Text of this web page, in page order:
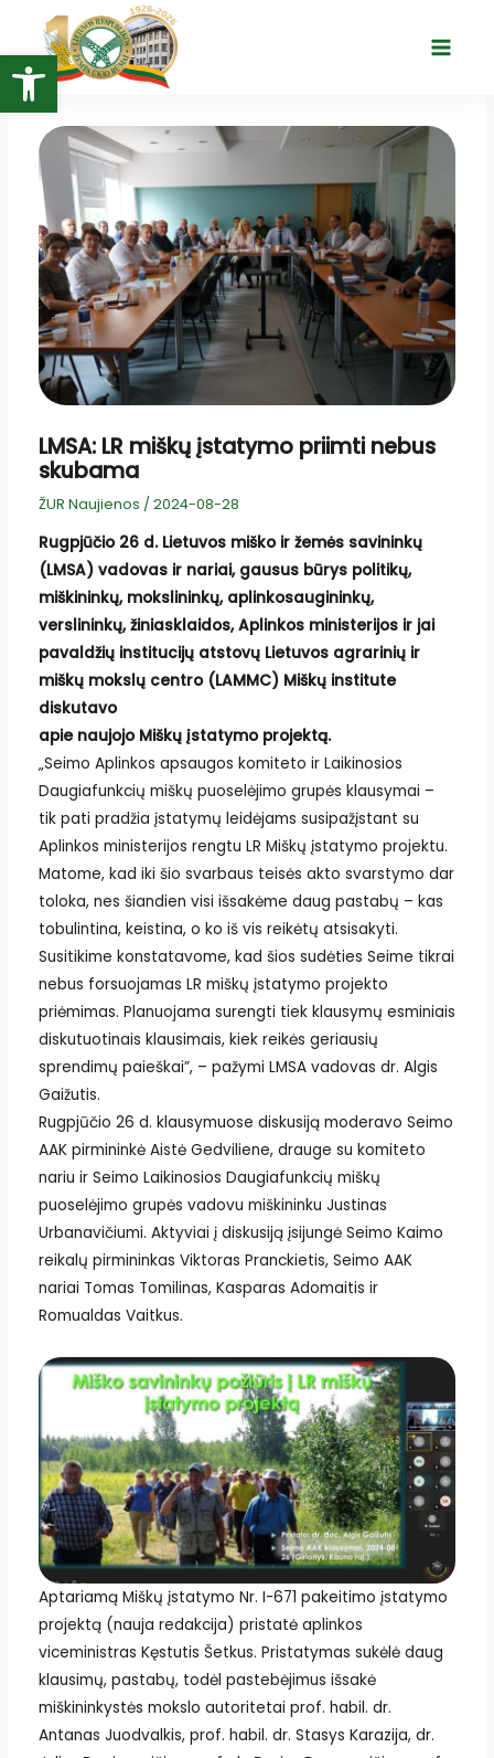
Open toolbar
turinio
Main
LMSA: LR miškų įstatymo priimti nebus
skubama
ŽUR Naujienos / 2024-08-28
Rugpjūčio 26 d. Lietuvos miško ir žemės savininkų
(LMSA) vadovas ir nariai, gausus būrys politikų,
miškininkų, mokslininkų, aplinkosaugininkų,
verslininkų, žiniasklaidos, Aplinkos ministerijos ir jai
pavaldžių institucijų atstovų Lietuvos agrarinių ir
miškų mokslų centro (LAMMC) Miškų institute
diskutavo
apie naujojo Miškų įstatymo projektą.
„Seimo Aplinkos apsaugos komiteto ir Laikinosios
Daugiafunkcių miškų puoselėjimo grupės klausymai –
tik pati pradžia įstatymų leidėjams susipažįstant su
Aplinkos ministerijos rengtu LR Miškų įstatymo projektu.
Matome, kad iki šio svarbaus teisės akto svarstymo dar
toloka, nes šiandien visi išsakėme daug pastabų – kas
tobulintina, keistina, o ko iš vis reikėtų atsisakyti.
Susitikime konstatavome, kad šios sudėties Seime tikrai
nebus forsuojamas LR miškų įstatymo projekto
priėmimas. Planuojama surengti tiek klausymų esminiais
diskutuotinais klausimais, kiek reikės geriausių
sprendimų paieškai”, – pažymi LMSA vadovas dr. Algis
Gaižutis.
Rugpjūčio 26 d. klausymuose diskusiją moderavo Seimo
AAK pirmininkė Aistė Gedviliene, drauge su komiteto
nariu ir Seimo Laikinosios Daugiafunkcių miškų
puoselėjimo grupės vadovu miškininku Justinas
Urbanavičiumi. Aktyviai į diskusiją įsijungė Seimo Kaimo
reikalų pirmininkas Viktoras Pranckietis, Seimo AAK
nariai Tomas Tomilinas, Kasparas Adomaitis ir
Romualdas Vaitkus.
Aptariamą Miškų įstatymo Nr. I-671 pakeitimo įstatymo
projektą (nauja redakcija) pristatė aplinkos
viceministras Kęstutis Šetkus. Pristatymas sukėlė daug
klausimų, pastabų, todėl pastebėjimus išsakė
miškininkystės mokslo autoritetai prof. habil. dr.
Antanas Juodvalkis, prof. habil. dr. Stasys Karazija, dr.